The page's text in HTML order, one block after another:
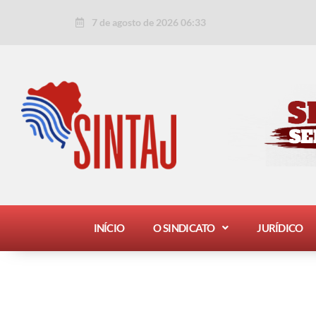
7 de agosto de 2026 06:33
INÍCIO O SINDICATO JURÍDICO